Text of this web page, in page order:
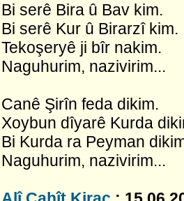
Bi serê Bira û Bav kim.
Bi serê Kur û Birarzî kim.
Tekoşeryê ji bîr nakim.
Naguhurim, nazivirim...
Canê Şirîn feda dikim.
Xoybun dîyarê Kurda
Bi Kurda ra Peyman
Naguhurim, nazivirim...